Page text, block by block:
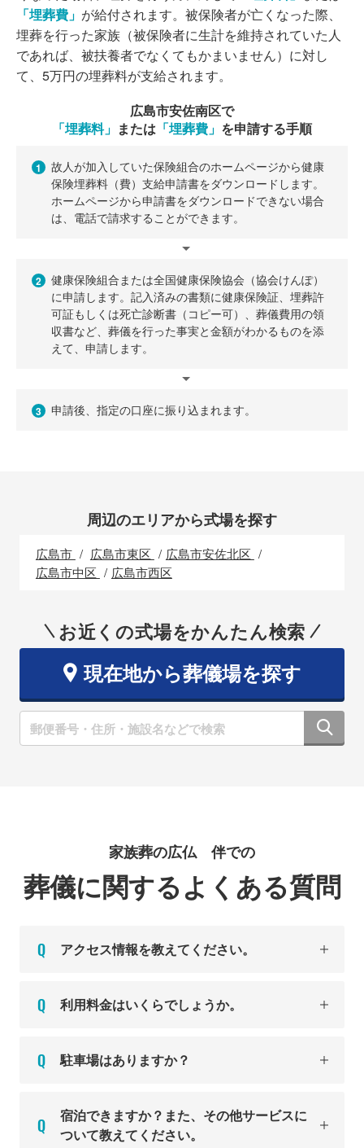
「埋葬費」 が給付されます。被保険者が亡くなった際、
埋葬を行った家族（被保険者に生計を維持されていた人
であれば、被扶養者でなくてもかまいません）に対し
て、5万円の埋葬料が支給されます。
広島市安佐南区で
「埋葬料」 または 「埋葬費」 を申請する手順
1
故人が加入していた保険組合のホームページから健康
保険埋葬料（費）支給申請書をダウンロードします。
ホームページから申請書をダウンロードできない場合
は、電話で請求することができます。
2
健康保険組合または全国健康保険協会（協会けんぽ）
に申請します。記入済みの書類に健康保険証、埋葬許
可証もしくは死亡診断書（コピー可）、葬儀費用の領
収書など、葬儀を行った事実と金額がわかるものを添
えて、申請します。
3 申請後、指定の口座に振り込まれます。
周辺のエリアから式場を探す
広島市 広島市東区
広島市安佐北区
広島市中区
広島市西区
お近くの式場をかんたん検索
現在地から葬儀場を探す
家族葬の広仏 伴での
葬儀に関するよくある質問
アクセス情報を教えてください。
利用料金はいくらでしょうか。
駐車場はありますか？
宿泊できますか？また、その他サービスに
ついて教えてください。